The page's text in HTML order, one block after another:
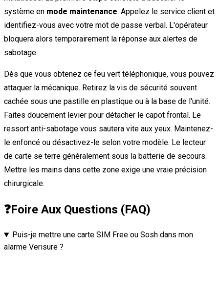
système en mode maintenance. Appelez le service client et
identifiez-vous avec votre mot de passe verbal. L'opérateur
bloquera alors temporairement la réponse aux alertes de
sabotage.
Dès que vous obtenez ce feu vert téléphonique, vous pouvez
attaquer la mécanique. Retirez la vis de sécurité souvent
cachée sous une pastille en plastique ou à la base de l'unité.
Faites doucement levier pour détacher le capot frontal. Le
ressort anti-sabotage vous sautera vite aux yeux. Maintenez-
le enfoncé ou désactivez-le selon votre modèle. Le lecteur
de carte se terre généralement sous la batterie de secours.
Mettre les mains dans cette zone exige une vraie précision
chirurgicale.
❓Foire Aux Questions (FAQ)
Puis-je mettre une carte SIM Free ou Sosh dans mon
alarme Verisure ?